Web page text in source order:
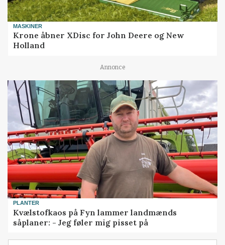
MASKINER
Krone åbner XDisc for John Deere og New
Holland
Annonce
PLANTER
Kvælstofkaos på Fyn lammer landmænds
såplaner: - Jeg føler mig pisset på